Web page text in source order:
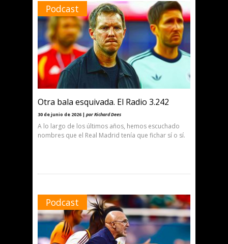
Podcast
Otra bala esquivada. El Radio 3.242
30 de junio de 2026 | por Richard Dees
A lo largo de los últimos años, hemos escuchado
nombres que el Real Madrid tenía que fichar sí o sí.
Podcast